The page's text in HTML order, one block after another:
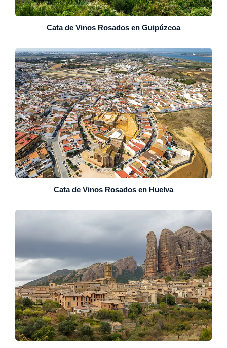
Cata de Vinos Rosados en Guipúzcoa
Cata de Vinos Rosados en Huelva